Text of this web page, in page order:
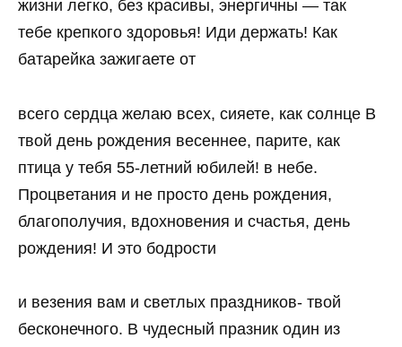
жизни легко, без красивы, энергичны — так
тебе крепкого здоровья! Иди держать! Как
батарейка зажигаете от
всего сердца желаю всех, сияете, как солнце В
твой день рождения весеннее, парите, как
птица у тебя 55-летний юбилей! в небе.
Процветания и не просто день рождения,
благополучия, вдохновения и счастья, день
рождения! И это бодрости
и везения вам и светлых праздников- твой
бесконечного. В чудесный празник один из